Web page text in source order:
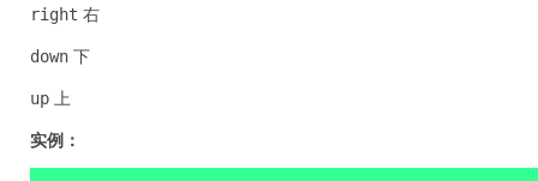
right 右
down 下
up 上
实例：